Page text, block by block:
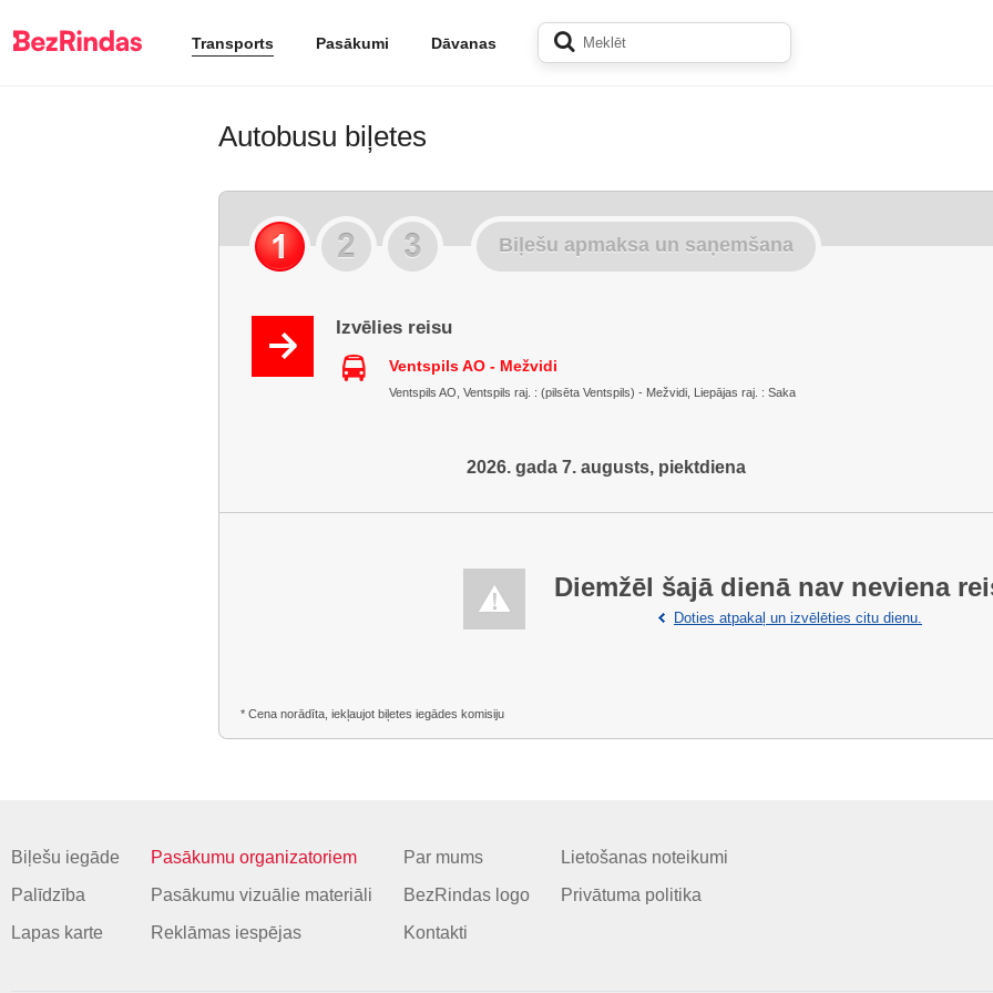
Transports Pasākumi Dāvanas
Autobusu biļetes
Biļešu apmaksa un saņemšana
Izvēlies reisu
Ventspils AO - Mežvidi
Ventspils AO, Ventspils raj. : (pilsēta Ventspils) - Mežvidi, Liepājas raj. : Saka
2026. gada 7. augusts, piektdiena
Diemžēl šajā dienā nav neviena
Doties atpakaļ un izvēlēties citu dienu.
* Cena norādīta, iekļaujot biļetes iegādes komisiju
Biļešu iegāde
Palīdzība
Lapas karte
Pasākumu organizatoriem
Pasākumu vizuālie materiāli
Reklāmas iespējas
Par mums
BezRindas logo
Kontakti
Lietošanas noteikumi
Privātuma politika